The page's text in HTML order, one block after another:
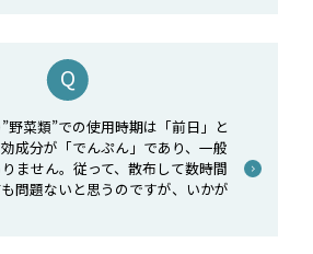
”野菜類”での使用時期は「前日」と
成分が「でんぷん」であり、一般
ません。従って、散布して数時間
問題ないと思うのですが、いかが